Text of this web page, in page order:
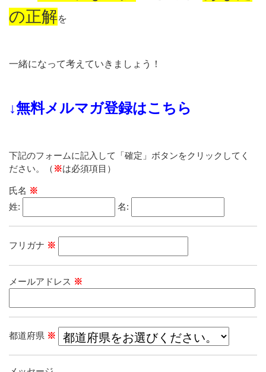
の正解を
一緒になって考えていきましょう！
↓無料メルマガ登録はこちら
下記のフォームに記入して「確定」ボタンをクリックしてく
ださい。（ ※は必須項目）
氏名 ※
姓:
名:
フリガナ ※
メールアドレス ※
都道府県 ※